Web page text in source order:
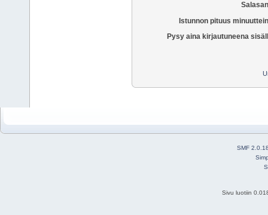
Istunnon pituus
Pysy aina kirjautuneena
SMF
Sivu luotiin